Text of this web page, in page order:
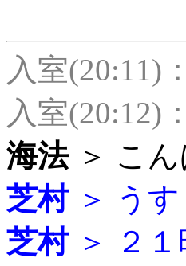
入室(20:11)
入室(20:12)
海法＞ こん
芝村＞ うす
芝村＞ ２１